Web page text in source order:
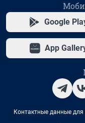
Google
App
Контактные данные